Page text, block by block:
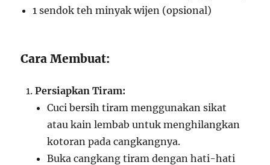
1 sendok teh minyak wijen (opsional)
Cara Membuat:
Persiapkan Tiram:
Cuci bersih tiram menggunakan sikat
atau kain lembab untuk menghilangkan
kotoran pada cangkangnya.
Buka cangkang tiram dengan hati-hati